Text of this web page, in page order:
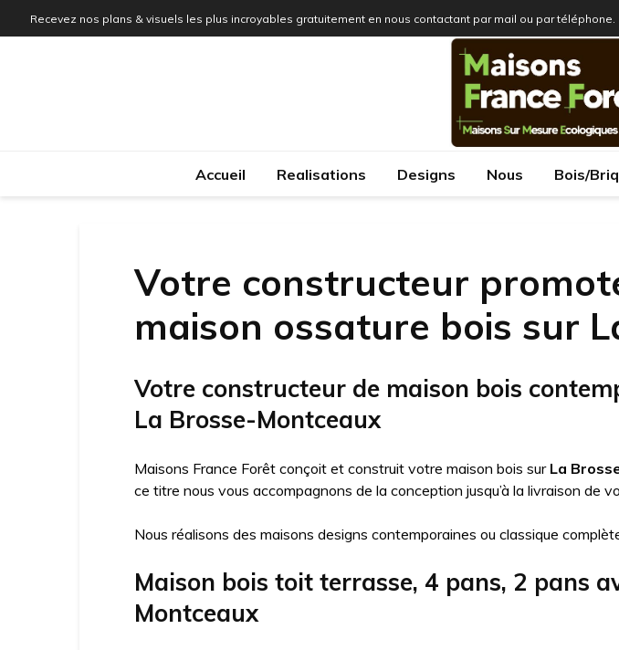
Recevez nos plans & visuels les plus incroyables gratuitement en nous contactant par mail ou par téléphone.
Accueil Realisations Designs Nous Bois/
Votre constructeur
maison ossature bois sur
Votre constructeur de maison bois
La Brosse-Montceaux
Maisons France Forêt conçoit et construit votre maison bois sur La
ce titre nous vous accompagnons de la conception jusqu’à la livraison de
Nous réalisons des maisons designs contemporaines ou classique
Maison bois toit terrasse, 4 pans, 2 pans
Montceaux